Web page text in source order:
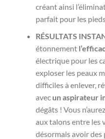
créant ainsi
parfait pour les
RÉSULTATS
étonnement
électrique pour les
exploser les peaux
difficiles à enlever,
avec un aspirateur
dégâts ! Vous
aux talons entre les
désormais avoir des